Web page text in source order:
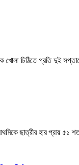
খোলা চিঠিতে প্রতি
ছাত্রীর হার